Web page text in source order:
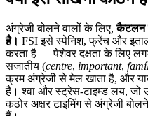
अंग्रेजी बोलने वालों के लिए,कैटलन
है। FSI इसे स्पेनिश, फ्रेंच और
करता है — पेशेवर दक्षता के लिए
सजातीय (centre, important,
क्रम अंग्रेजी से मेल खाता है, और
है। श्वा और स्ट्रेस-टाइम्ड लय, जो
कठोर अक्षर टाइमिंग से अंग्रेजी